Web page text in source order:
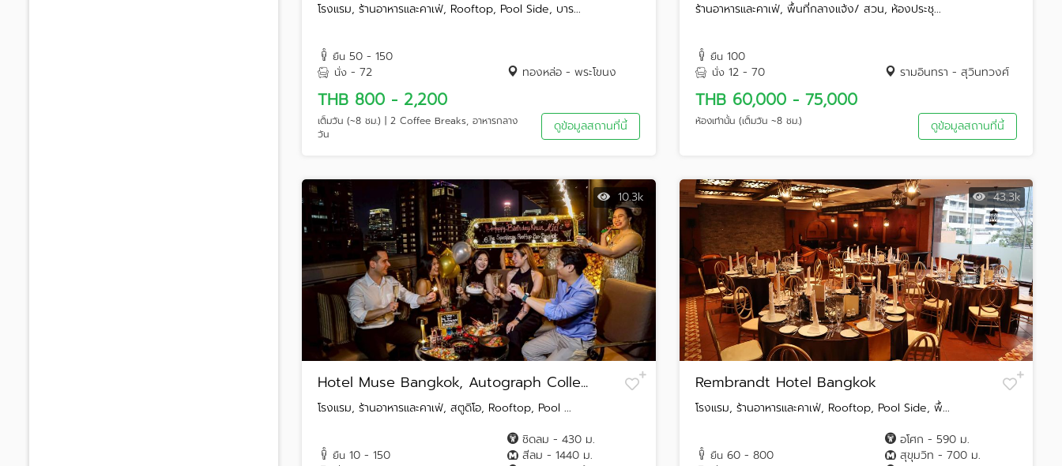
โรงแรม, ร้านอาหารและคาเฟ่, Rooftop, Pool Side, บาร...
ยืน 50 - 150
นั่ง - 72 ทองหล่อ - พระโขนง
THB 800 - 2,200
เต็มวัน (~8 ชม.) | 2 Coffee Breaks, อาหารกลาง
วัน
ดูข้อมูลสถานที่นี้
ร้านอาหารและคาเฟ่, พื้นที่กลางแจ้ง/ สวน, ห้องประชุ...
ยืน 100
นั่ง 12 - 70 รามอินทรา - สุวินทวงศ์
THB 60,000 - 75,000
ห้องเท่านั้น (เต็มวัน ~8 ชม.) ดูข้อมูลสถานที่นี้
10.3k
Hotel Muse Bangkok, Autograph Colle...
โรงแรม, ร้านอาหารและคาเฟ่, สตูดิโอ, Rooftop, Pool ...
ยืน 10 - 150
ชิดลม - 430 ม.
สีลม - 1440 ม.
43.3k
Rembrandt Hotel Bangkok
โรงแรม, ร้านอาหารและคาเฟ่, Rooftop, Pool Side, พื้...
ยืน 60 - 800
อโศก - 590 ม.
สุขุมวิท - 700 ม.